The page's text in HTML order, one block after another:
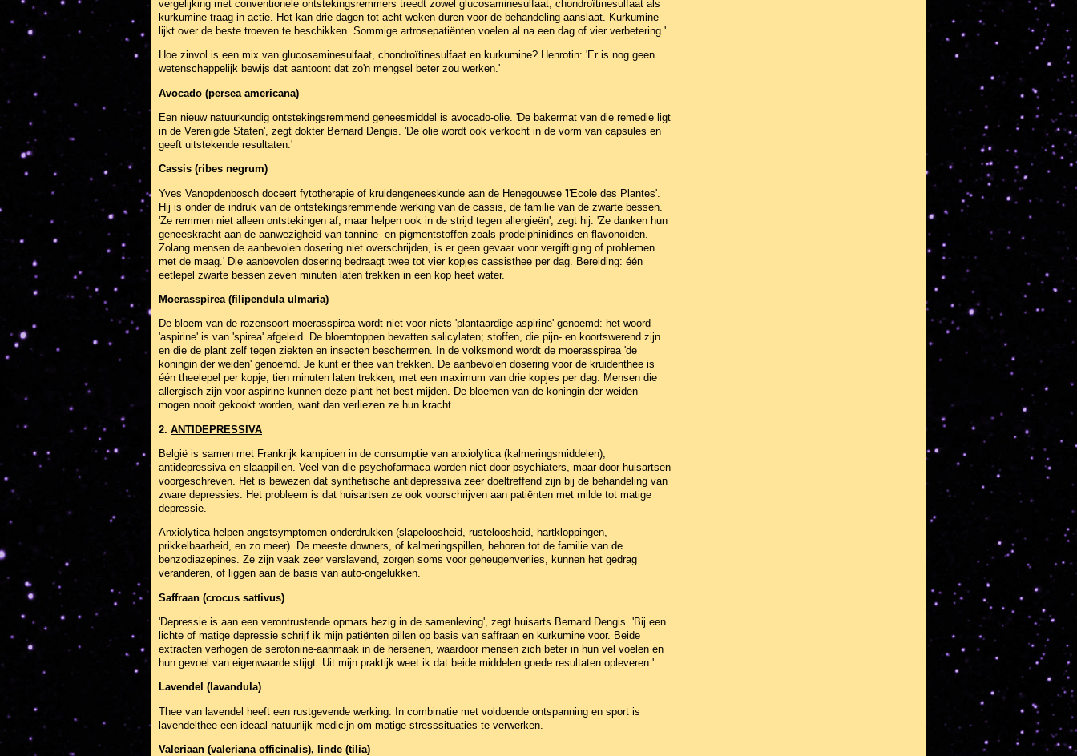
vergelijking met conventionele ontstekingsremmers treedt zowel glucosaminesulfaat, chondroïtinesulfaat als
kurkumine traag in actie. Het kan drie dagen tot acht weken duren voor de behandeling aanslaat. Kurkumine
lijkt over de beste troeven te beschikken. Sommige artrosepatiënten voelen al na een dag of vier verbetering.'
Hoe zinvol is een mix van glucosaminesulfaat, chondroïtinesulfaat en kurkumine? Henrotin: 'Er is nog geen
wetenschappelijk bewijs dat aantoont dat zo'n mengsel beter zou werken.'
Avocado (persea americana)
Een nieuw natuurkundig ontstekingsremmend geneesmiddel is avocado-olie. 'De bakermat van die remedie ligt
in de Verenigde Staten', zegt dokter Bernard Dengis. 'De olie wordt ook verkocht in de vorm van capsules en
geeft uitstekende resultaten.'
Cassis (ribes negrum)
Yves Vanopdenbosch doceert fytotherapie of kruidengeneeskunde aan de Henegouwse 'l'Ecole des Plantes'.
Hij is onder de indruk van de ontstekingsremmende werking van de cassis, de familie van de zwarte bessen.
'Ze remmen niet alleen ontstekingen af, maar helpen ook in de strijd tegen allergieën', zegt hij. 'Ze danken hun
geneeskracht aan de aanwezigheid van tannine- en pigmentstoffen zoals prodelphinidines en flavonoïden.
Zolang mensen de aanbevolen dosering niet overschrijden, is er geen gevaar voor vergiftiging of problemen
met de maag.' Die aanbevolen dosering bedraagt twee tot vier kopjes cassisthee per dag. Bereiding: één
eetlepel zwarte bessen zeven minuten laten trekken in een kop heet water.
Moerasspirea (filipendula ulmaria)
De bloem van de rozensoort moerasspirea wordt niet voor niets 'plantaardige aspirine' genoemd: het woord
'aspirine' is van 'spirea' afgeleid. De bloemtoppen bevatten salicylaten; stoffen, die pijn- en koortswerend zijn
en die de plant zelf tegen ziekten en insecten beschermen. In de volksmond wordt de moerasspirea 'de
koningin der weiden' genoemd. Je kunt er thee van trekken. De aanbevolen dosering voor de kruidenthee is
één theelepel per kopje, tien minuten laten trekken, met een maximum van drie kopjes per dag. Mensen die
allergisch zijn voor aspirine kunnen deze plant het best mijden. De bloemen van de koningin der weiden
mogen nooit gekookt worden, want dan verliezen ze hun kracht.
2. ANTIDEPRESSIVA
België is samen met Frankrijk kampioen in de consumptie van anxiolytica (kalmeringsmiddelen),
antidepressiva en slaappillen. Veel van die psychofarmaca worden niet door psychiaters, maar door huisartsen
voorgeschreven. Het is bewezen dat synthetische antidepressiva zeer doeltreffend zijn bij de behandeling van
zware depressies. Het probleem is dat huisartsen ze ook voorschrijven aan patiënten met milde tot matige
depressie.
Anxiolytica helpen angstsymptomen onderdrukken (slapeloosheid, rusteloosheid, hartkloppingen,
prikkelbaarheid, en zo meer). De meeste downers, of kalmeringspillen, behoren tot de familie van de
benzodiazepines. Ze zijn vaak zeer verslavend, zorgen soms voor geheugenverlies, kunnen het gedrag
veranderen, of liggen aan de basis van auto-ongelukken.
Saffraan (crocus sattivus)
'Depressie is aan een verontrustende opmars bezig in de samenleving', zegt huisarts Bernard Dengis. 'Bij een
lichte of matige depressie schrijf ik mijn patiënten pillen op basis van saffraan en kurkumine voor. Beide
extracten verhogen de serotonine-aanmaak in de hersenen, waardoor mensen zich beter in hun vel voelen en
hun gevoel van eigenwaarde stijgt. Uit mijn praktijk weet ik dat beide middelen goede resultaten opleveren.'
Lavendel (lavandula)
Thee van lavendel heeft een rustgevende werking. In combinatie met voldoende ontspanning en sport is
lavendelthee een ideaal natuurlijk medicijn om matige stresssituaties te verwerken.
Valeriaan (valeriana officinalis), linde (tilia)